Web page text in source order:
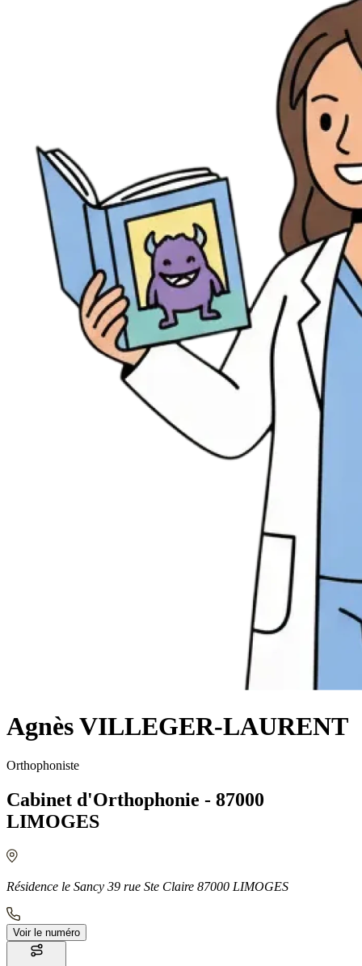
Agnès VILLEGER-LAURENT
Orthophoniste
Cabinet d'Orthophonie - 87000
LIMOGES
Résidence le Sancy 39 rue Ste Claire 87000 LIMOGES
Voir le numéro